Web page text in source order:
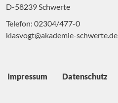
D-58239 Schwerte
Telefon: 02304/477-0
klasvogt@akademie-schwerte.de
Fußbereich
Impressum Datenschutz